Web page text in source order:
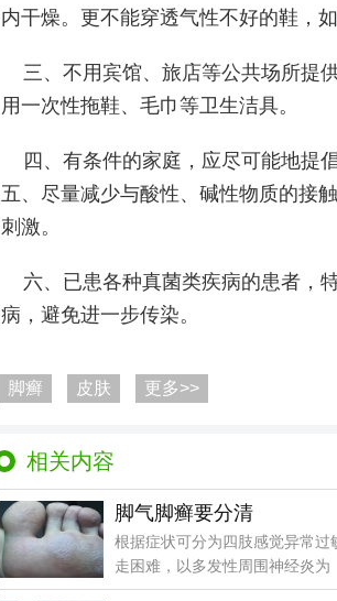
内干燥。更不能穿透气性不好的鞋，
三、不用宾馆、旅店等公共场所提
用一次性拖鞋、毛巾等卫生洁具。
四、有条件的家庭，应尽可能地提
五、尽量减少与酸性、碱性物质的接
刺激。
六、已患各种真菌类疾病的患者，
病，避免进一步传染。
脚癣 皮肤 更多>>
相关内容
脚气脚癣要分清
根据症状可分为四肢感觉异常
走困难，以多发性周围神经炎为